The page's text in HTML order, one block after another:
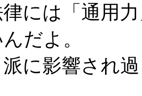
には「通用
だよ。
に影響され